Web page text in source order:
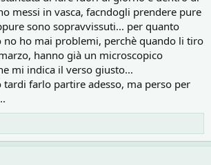
messi in vasca, facndogli prendere pure
sono sopravvissuti... per quanto
no ho mai problemi, perchè quando li tiro
hanno già un microscopico
mi indica il verso giusto...
tardi farlo partire adesso, ma perso per